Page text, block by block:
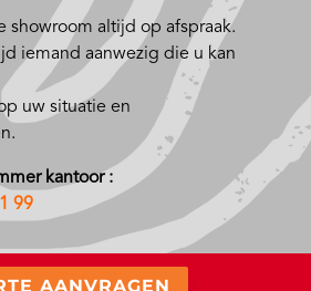
showroom altijd op afspraak.
iemand aanwezig die u kan
uw situatie en
kantoor :
99
AANVRAGEN